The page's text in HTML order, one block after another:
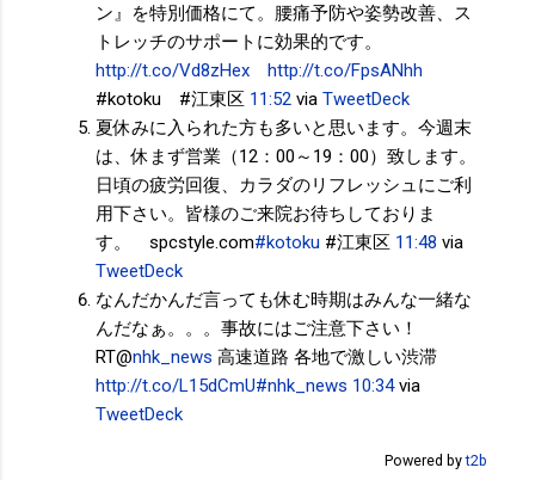
ン』を特別価格にて。腰痛予防や姿勢改善、ス
トレッチのサポートに効果的です。
http://t.co/Vd8zHex
http://t.co/FpsANhh
#kotoku #江東区 11:52 via TweetDeck
夏休みに入られた方も多いと思います。今週末
は、休まず営業（12：00～19：00）致します。
日頃の疲労回復、カラダのリフレッシュにご利
用下さい。皆様のご来院お待ちしておりま
す。 spcstyle.com#kotoku #江東区 11:48 via
TweetDeck
なんだかんだ言っても休む時期はみんな一緒な
んだなぁ。。。事故にはご注意下さい！
RT@nhk_news 高速道路 各地で激しい渋滞
http://t.co/L15dCmU#nhk_news 10:34 via
TweetDeck
Powered byt2b